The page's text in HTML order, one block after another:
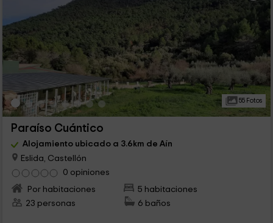
55 Fotos
Paraíso Cuántico
Alojamiento ubicado a 3.6km de Aín
Eslida, Castellón
0 opiniones
Por habitaciones
5 habitaciones
23 personas
6 baños